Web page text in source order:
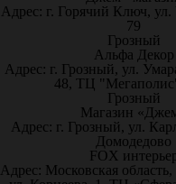
Адрес: г. Горячий Ключ, ул.
79
Грозный
Альфа Декор
Адрес: г. Грозный, ул.
48, ТЦ
Грозный
Магазин
Адрес: г. Грозный, ул.
Домодедово
FOX
Адрес: Московская